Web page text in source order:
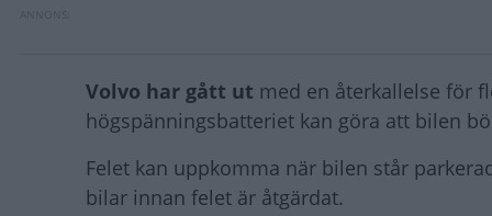
Volvo har gått ut med en återkallelse för
högspänningsbatteriet kan göra att bilen
Felet kan uppkomma när bilen står
bilar innan felet är åtgärdat.